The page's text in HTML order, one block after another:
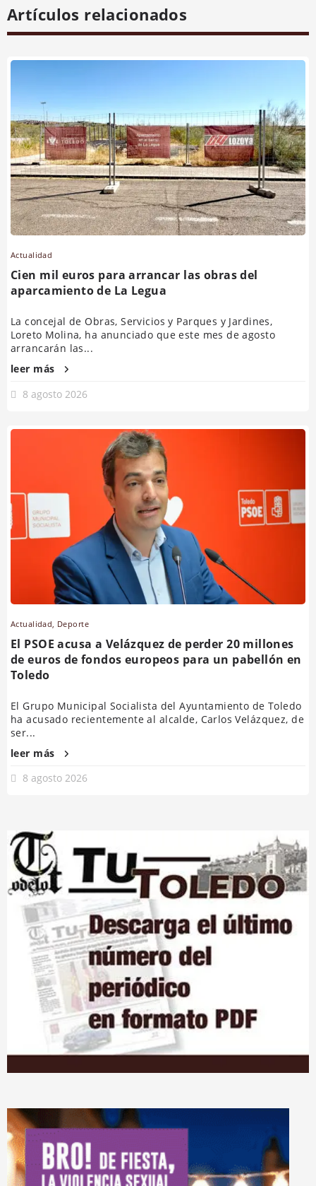
Artículos relacionados
Actualidad
Cien mil euros para arrancar las obras del
aparcamiento de La Legua
La concejal de Obras, Servicios y Parques y Jardines,
Loreto Molina, ha anunciado que este mes de agosto
arrancarán las...
leer más
8 agosto 2026
Actualidad, Deporte
El PSOE acusa a Velázquez de perder 20 millones
de euros de fondos europeos para un pabellón en
Toledo
El Grupo Municipal Socialista del Ayuntamiento de Toledo
ha acusado recientemente al alcalde, Carlos Velázquez, de
ser...
leer más
8 agosto 2026